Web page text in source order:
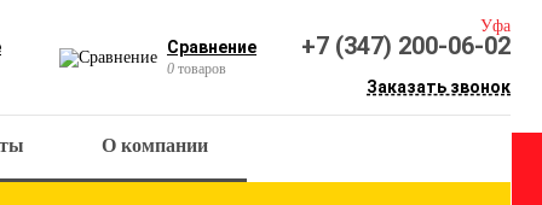
Сравнение
0 товаров
Уфа
+7 (347) 200-06-02
Заказать звонок
О компании